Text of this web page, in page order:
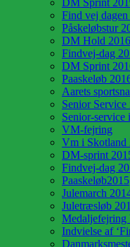
DM Sprint
Find vej
Påskeløbstur
DM Hold 2016
Findvej-dag
DM Sprint
Paaskeløb
Aarets
Senior
Senior-service
VM-fejring
Vm i Skotland
DM-sprint
Findvej-dag
Paaskeløb2015
Julemarch
Juletræsløb
Indvielse af